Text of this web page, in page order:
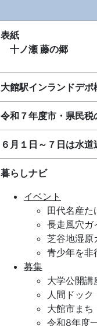
表紙
十ノ瀬 藤の郷
大館駅インランドデポ
令和７年度市・県民税
６月１日～７日は水道
暮らしナビ
イベント
田代名産た
長走風穴ガ
芝谷地湿原
青少年を非
募集
大学公開講
人間ドッ
大館市まち
令和8年度